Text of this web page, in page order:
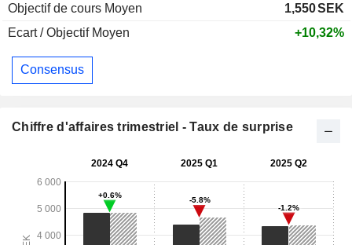
Objectif de cours Moyen
1,550SEK
Ecart / Objectif Moyen
+10,32%
Consensus
Chiffre d'affaires trimestriel - Taux de surprise